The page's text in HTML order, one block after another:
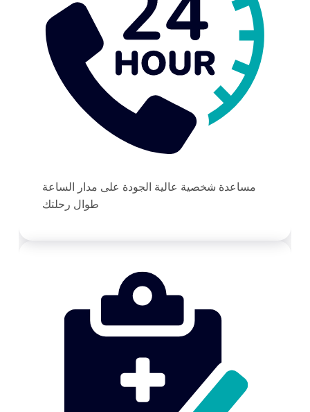
مساعدة شخصية عالية الجودة على مدار الساعة
طوال رحلتك